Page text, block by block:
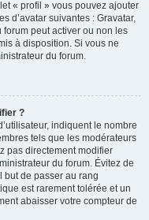
« profil » vous pouvez ajouter
d’avatar suivantes : Gravatar,
forum peut activer ou non les
à disposition. Si vous ne
du forum.
?
indiquent le nombre
tels que les modérateurs
pas directement modifier
du forum. Évitez de
but de passer au rang
est rarement tolérée et un
abaisser votre compteur de